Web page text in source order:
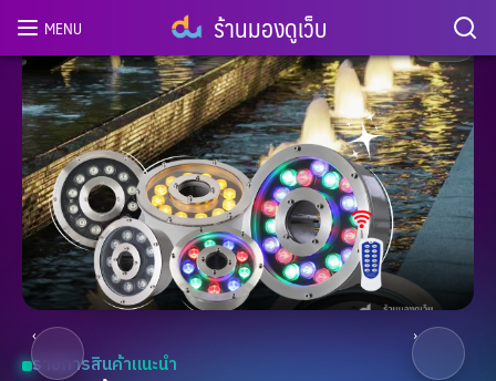
รายการสินค้าแนะนำ
‹ ›
/ 8
ร้านมองดูเว็บ
MENU